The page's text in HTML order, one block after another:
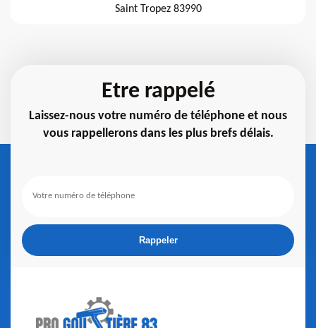
Saint Tropez 83990
Etre rappelé
Laissez-nous votre numéro de téléphone et nous
vous rappellerons dans les plus brefs délais.